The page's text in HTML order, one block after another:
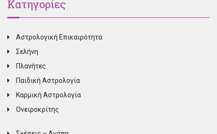
Κατηγορίες
Αστρολογική Επικαιρότητα
Σελήνη
Πλανήτες
Παιδική Αστρολογία
Καρμική Αστρολογία
Ονειροκρίτης